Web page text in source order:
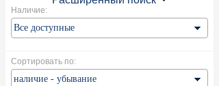
Наличие:
Сортировать по: